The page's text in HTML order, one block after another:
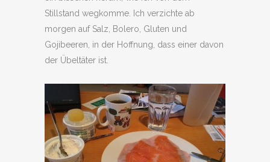
Stillstand wegkomme. Ich verzichte ab
morgen auf Salz, Bolero, Gluten und
Gojibeeren, in der Hoffnung, dass einer davon
der Übeltäter ist.